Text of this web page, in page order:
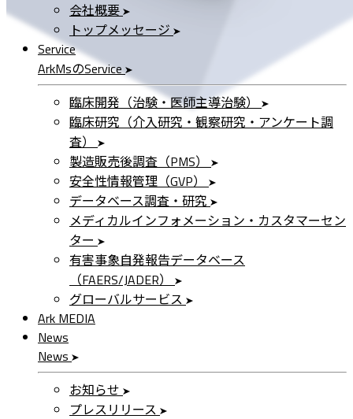
会社概要
トップメッセージ
Service
ArkMsのService
臨床開発（治験・医師主導治験）
臨床研究（介入研究・観察研究・アンケート調
査）
製造販売後調査（PMS）
安全性情報管理（GVP）
データベース調査・研究
メディカルインフォメーション・カスタマーセン
ター
有害事象自発報告データベース
（FAERS/JADER）
グローバルサービス
Ark MEDIA
News
News
お知らせ
プレスリリース